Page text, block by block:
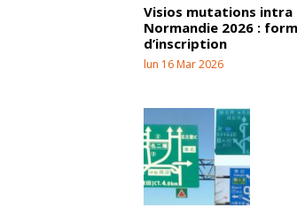
Visios mutations intra
Normandie 2026 :
d’inscription
lun 16 Mar 2026